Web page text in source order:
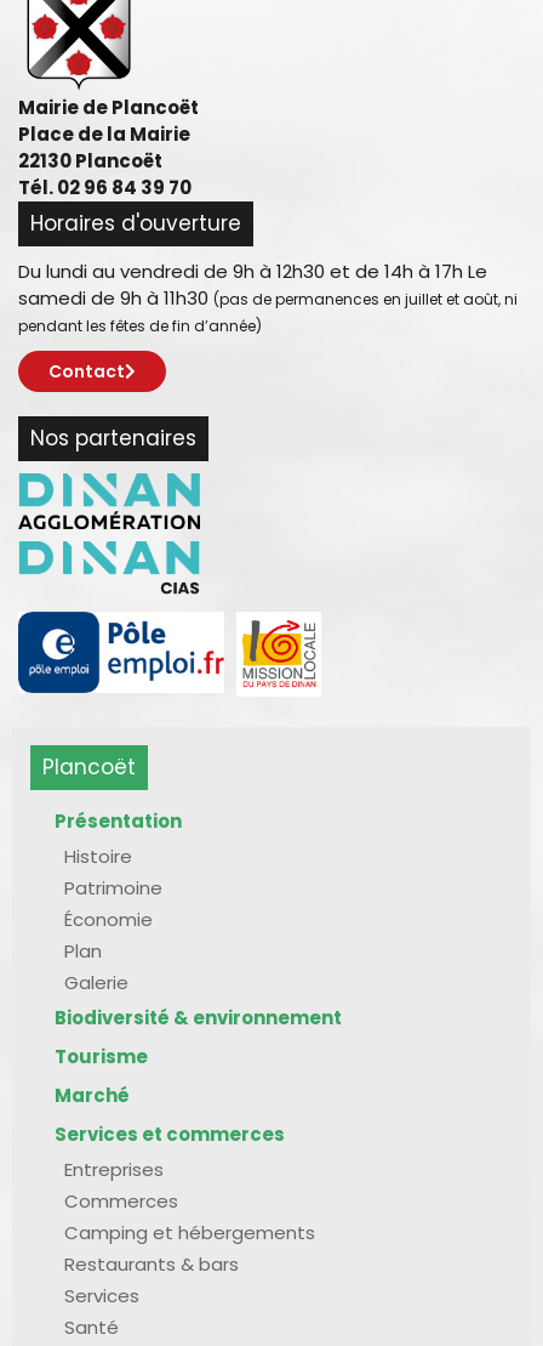
Mairie de Plancoët
Place de la Mairie
22130 Plancoët
Tél. 02 96 84 39 70
Horaires d'ouverture
Du lundi au vendredi de 9h à 12h30 et de 14h à 17h Le
samedi de 9h à 11h30 (pas de permanences en juillet et août, ni
pendant les fêtes de fin d’année)
Contact
Nos partenaires
Plancoët
Présentation
Histoire
Patrimoine
Économie
Plan
Galerie
Biodiversité & environnement
Tourisme
Marché
Services et commerces
Entreprises
Commerces
Camping et hébergements
Restaurants & bars
Services
Santé